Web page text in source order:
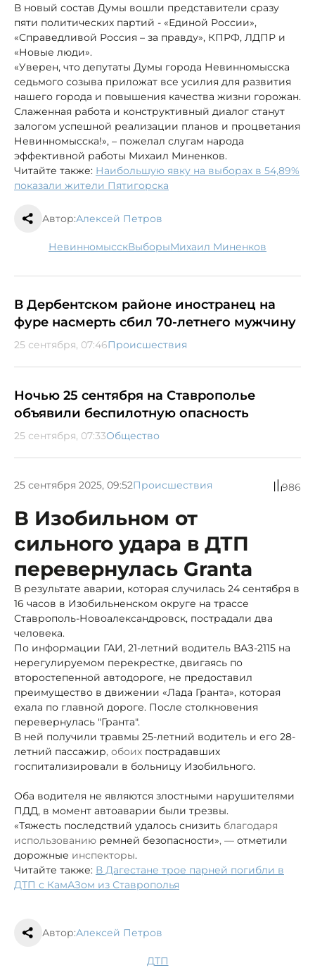
В новый состав Думы вошли представители сразу
пяти политических партий - «Единой России»,
«Справедливой Россия – за правду», КПРФ, ЛДПР и
«Новые люди».
«Уверен, что депутаты Думы города Невинномысска
седьмого созыва приложат все усилия для развития
нашего города и повышения качества жизни горожан.
Слаженная работа и конструктивный диалог станут
залогом успешной реализации планов и процветания
Невинномысска!», – пожелал слугам народа
эффективной работы Михаил Миненков.
Читайте также: Наибольшую явку на выборах в 54,89%
показали жители Пятигорска
Автор:Алексей Петров
Невинномысск выборы Михаил Миненков
В Дербентском районе иностранец на
фуре насмерть сбил 70-летнего мужчину
25 сентября, 07:46Происшествия
Ночью 25 сентября на Ставрополье
объявили беспилотную опасность
25 сентября, 07:33Общество
25 сентября 2025, 09:52Происшествия 986
В Изобильном от
сильного удара в ДТП
перевернулась Granta
В результате аварии, которая случилась 24 сентября в
16 часов в Изобильненском округе на трассе
Ставрополь-Новоалександровск, пострадали два
человека.
По информации ГАИ, 21-летний водитель ВАЗ-2115 на
нерегулируемом перекрестке, двигаясь по
второстепенной автодороге, не предоставил
преимущество в движении «Лада Гранта», которая
ехала по главной дороге. После столкновения
перевернулась "Гранта".
В ней получили травмы 25-летний водитель и его 28-
летний пассажир, обоих пострадавших
госпитализировали в больницу Изобильного.
Оба водителя не являются злостными нарушителями
ПДД, в момент автоаварии были трезвы.
«Тяжесть последствий удалось снизить благодаря
использованию ремней безопасности», — отметили
дорожные инспекторы.
Читайте также: В Дагестане трое парней погибли в
ДТП с КамАЗом из Ставрополья
Автор:Алексей Петров
ДТП